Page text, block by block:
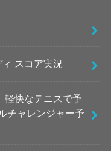
スコア実況
軽快なテニスで予
チャレンジャー予